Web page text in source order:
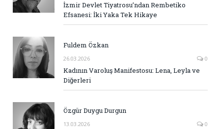
İzmir Devlet Tiyatrosu’ndan Rembetiko
Efsanesi: İki Yaka Tek Hikaye
Fuldem Özkan
26.03.2026 0
Kadının Varoluş Manifestosu: Lena, Leyla ve
Diğerleri
Özgür Duygu Durgun
13.03.2026 0